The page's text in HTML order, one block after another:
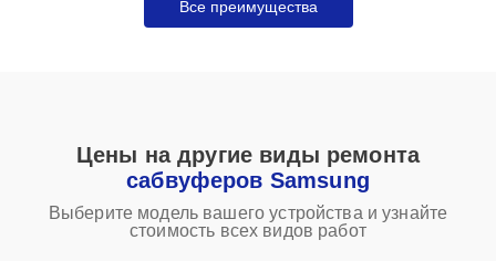
Все преимущества
Цены на другие виды ремонта
сабвуферов Samsung
Выберите модель вашего устройства и узнайте
стоимость всех видов работ